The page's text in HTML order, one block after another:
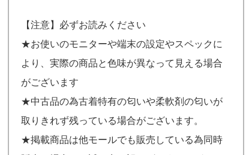
【注意】必ずお読みください
★お使いのモニターや端末の設定やスペックに
より、実際の商品と色味が異なって見える場合
がございます
★中古品の為古着特有の匂いや柔軟剤の匂いが
取りきれず残っている場合がございます。
★掲載商品は他モールでも販売している為同時